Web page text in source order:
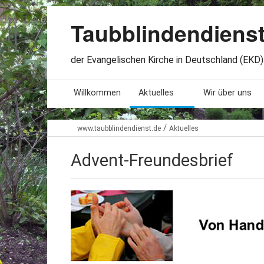
der Evangelischen Kirche in Deutschland (EKD)
Willkommen Aktuelles
Seminare. Termine
Stellenangebote
Freundesbriefe
Beteiligung
Wir über uns
Leitlinien
Geschichte
www.taubblindendienst.de / Aktuelles
Advent-Freundesbrief